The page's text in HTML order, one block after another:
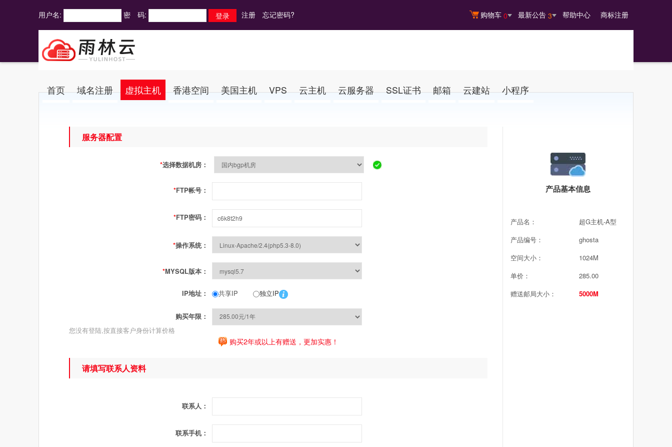
购物车 0 最新公告 3 帮助中心 商标注册
用户名: 密 码: 注册 忘记密码?
首页 域名注册 虚拟主机 香港空间 美国主机 VPS 云主机 云服务器 SSL证书 邮箱 云建站 小程序
产品基本信息
产品名：
超G主机-A型
产品编号：
ghosta
空间大小：
1024M
单价：
285.00
赠送邮局大小：
5000M
服务器配置
*选择数据机房：
*FTP帐号：
*FTP密码：
*操作系统：
*MYSQL版本：
IP地址： 共享IP 独立IP
购买年限：
您没有登陆,按直接客户身份计算价格
购买2年或以上有赠送，更加实惠！
请填写联系人资料
联系人：
联系手机：